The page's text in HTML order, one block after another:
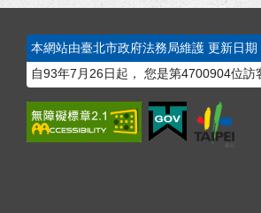
本網站由臺北市政府法務局維護 更新日
自93年7月26日起， 您是第4700904位訪